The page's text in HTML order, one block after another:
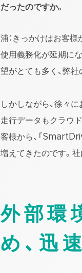
だったのですか。
浦：きっかけはお客
使用義務化が延期に
望がとても多く、弊
しかしながら、徐々
走行データもクラウ
客様から、「
増えてきたのです。
外部環
め、迅